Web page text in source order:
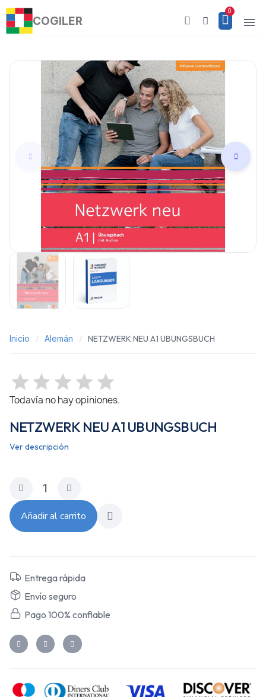
COGILER
Inicio Alemán NETZWERK NEU A1 UBUNGSBUCH
Todavía no hay opiniones.
NETZWERK NEU A1 UBUNGSBUCH
Ver descripción
Añadir al carrito
Entrega rápida
Envío seguro
Pago 100% confiable